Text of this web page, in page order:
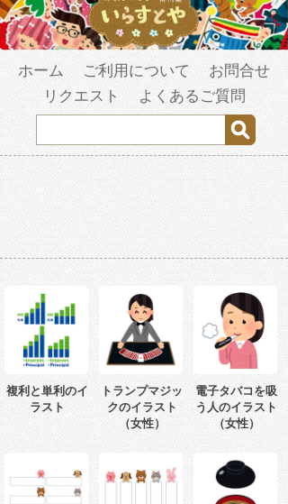
ホーム ご利用について
お問合せ
リクエスト
よくあるご質問
複利と単利のイ
ラスト
トランプマジッ
クのイラスト
（女性）
電子タバコを吸
う人のイラスト
（女性）